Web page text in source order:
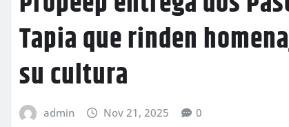
Tapia que rinden
su cultura
admin Nov 21, 2025 0